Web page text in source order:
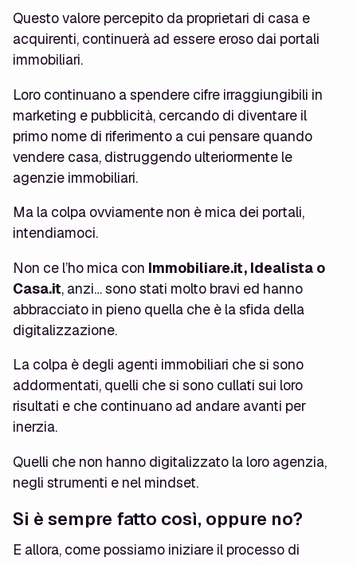
Questo valore percepito da proprietari di casa e
acquirenti, continuerà ad essere eroso dai portali
immobiliari.
Loro continuano a spendere cifre irraggiungibili in
marketing e pubblicità, cercando di diventare il
primo nome di riferimento a cui pensare quando
vendere casa, distruggendo ulteriormente le
agenzie immobiliari.
Ma la colpa ovviamente non è mica dei portali,
intendiamoci.
Non ce l’ho mica con Immobiliare.it, Idealista o
Casa.it, anzi… sono stati molto bravi ed hanno
abbracciato in pieno quella che è la sfida della
digitalizzazione.
La colpa è degli agenti immobiliari che si sono
addormentati, quelli che si sono cullati sui loro
risultati e che continuano ad andare avanti per
inerzia.
Quelli che non hanno digitalizzato la loro agenzia,
negli strumenti e nel mindset.
Si è sempre fatto così, oppure no?
E allora, come possiamo iniziare il processo di